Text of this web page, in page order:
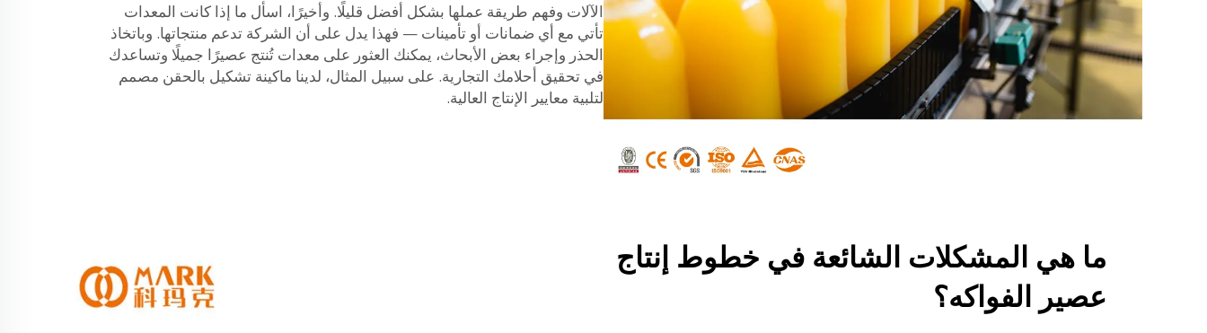
الآلات وفهم طريقة عملها بشكل أفضل قليلًا. وأخيرًا، اسأل ما إذا كانت المعدات
تأتي مع أي ضمانات أو تأمينات — فهذا يدل على أن الشركة تدعم منتجاتها. وباتخاذ
الحذر وإجراء بعض الأبحاث، يمكنك العثور على معدات تُنتج عصيرًا جميلًا وتساعدك
في تحقيق أحلامك التجارية. على سبيل المثال، لدينا ماكينة تشكيل بالحقن مصمم
لتلبية معايير الإنتاج العالية.
ما هي المشكلات الشائعة في خطوط إنتاج
عصير الفواكه؟